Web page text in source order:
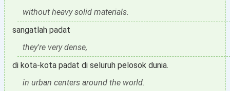
without heavy solid materials.
sangatlah padat
they're very dense,
di kota-kota padat di seluruh pelosok dunia.
in urban centers around the world.